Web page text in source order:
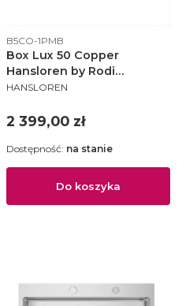
Kod produktu
B5CO-1PMB
Box Lux 50 Copper
Hansloren by Rodi
zlewozmywak 550x450 KM
PRODUCENT
HANSLOREN
Cena
2 399,00 zł
Do koszyka
Dostępność: na stanie